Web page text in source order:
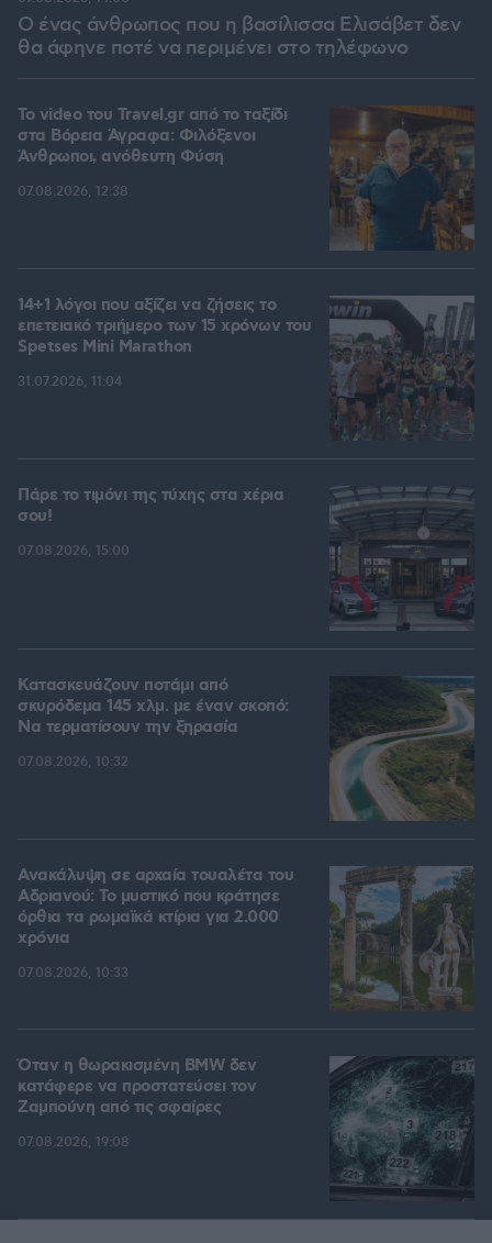
Ο ένας άνθρωπος που η βασίλισσα Ελισάβετ δεν
θα άφηνε ποτέ να περιμένει στο τηλέφωνο
To video του Travel.gr από το ταξίδι
στα Βόρεια Άγραφα: Φιλόξενοι
Άνθρωποι, ανόθευτη Φύση
07.08.2026, 12:38
14+1 λόγοι που αξίζει να ζήσεις το
επετειακό τριήμερο των 15 χρόνων του
Spetses Mini Marathon
31.07.2026, 11:04
Πάρε το τιμόνι της τύχης στα χέρια
σου!
07.08.2026, 15:00
Κατασκευάζουν ποτάμι από
σκυρόδεμα 145 χλμ. με έναν σκοπό:
Να τερματίσουν την ξηρασία
07.08.2026, 10:32
Ανακάλυψη σε αρχαία τουαλέτα του
Αδριανού: Το μυστικό που κράτησε
όρθια τα ρωμαϊκά κτίρια για 2.000
χρόνια
07.08.2026, 10:33
Όταν η θωρακισμένη BMW δεν
κατάφερε να προστατεύσει τον
Ζαμπούνη από τις σφαίρες
07.08.2026, 19:08